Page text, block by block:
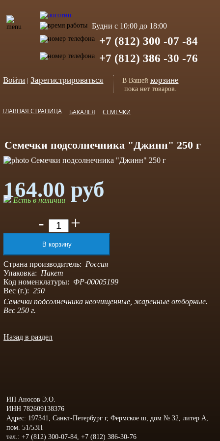
Будни с 10:00 до 18:00
+7 (812) 300 -07 -84
+7 (812) 386 -30 -76
Войти |Зарегистрироваться В Вашей корзине
пока нет товаров.
ГЛАВНАЯ СТРАНИЦА БАКАЛЕЯ СЕМЕЧКИ
Семечки подсолнечника "Джинн" 250 г
164.00 руб
Есть в наличии
- +
Страна производитель: Россия
Упаковка: Пакет
Код номенклатуры: ФР-00005199
Вес (г.): 250
Семечки подсолнечника неочищенные, жаренные отборные.
Вес 250 г.
Назад в раздел
ИП Аносов Э.О.
ИНН 782609138376
Адрес: 197341, Санкт-Петербург г, Фермское ш, дом № 32, литер А,
пом. 51/53Н
тел.: +7 (812) 300-07-84, +7 (812) 386-30-76